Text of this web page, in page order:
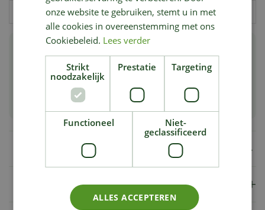
SERVICE EN KWALITEIT ZIJN ONZE TROEVEN
MET DE GROOTSTE ZORG EN BEKWAAMHEID
Specificaties
Verzendkosten
onze website te gebruiken, stemt u in met
alle cookies in overeenstemming met ons
Cookiebeleid. Lees verder
Strikt
noodzakelijk
Prestatie Targeting
Functioneel
Niet-
geclassificeerd
ALLES ACCEPTEREN